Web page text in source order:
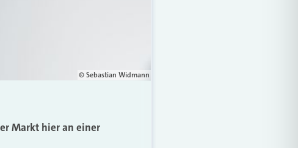
© Sebastian Widmann
Markt hier an einer